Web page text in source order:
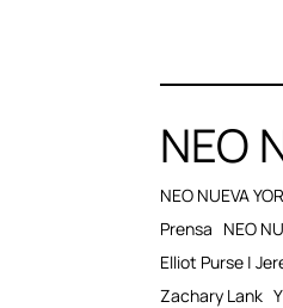
NEO
NEO NUEVA
Prensa NEO
Elliot Purse |
Zachary Lank